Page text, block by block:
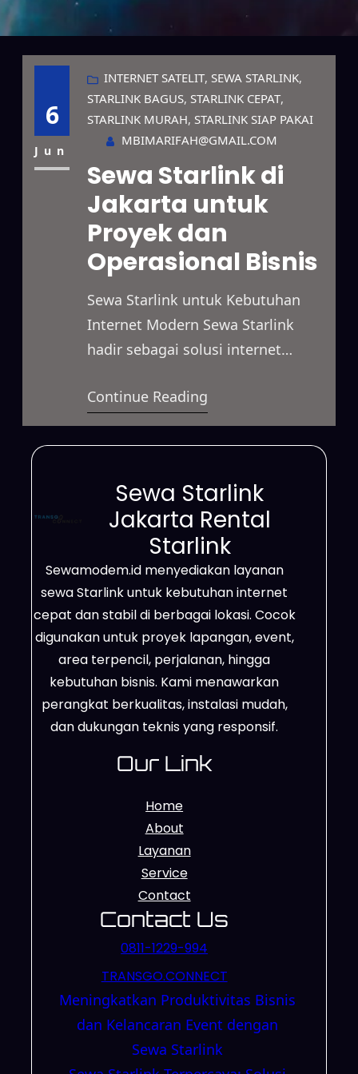
6
Jun
INTERNET SATELIT, SEWA STARLINK
STARLINK BAGUS, STARLINK CEPAT
STARLINK MURAH, STARLINK SIAP PAKAI
MBIMARIFAH@GMAIL.COM
Sewa Starlink di
Jakarta untuk
Proyek dan
Operasional Bisnis
Sewa Starlink untuk Kebutuhan
Internet Modern Sewa Starlink
hadir sebagai solusi internet
cepat dan stabil untuk berbagai
kebutuhan. Layanan ini dapat
digunakan untuk mendukung
lapangan, penyelenggaraan acara,
maupun kebutuhan internet
pribadi melalui pilihan paket sewa
yang fleksibel. Selain itu, Starlink
mampu menjangkau daerah
terpencil, lokasi dengan kualitas
sinyal…
Continue Reading
Sewa Starlink
Jakarta Rental
Starlink
Sewamodem.id menyediakan layanan
sewa Starlink untuk kebutuhan internet
cepat dan stabil di berbagai lokasi. Cocok
digunakan untuk proyek lapangan, event,
area terpencil, perjalanan, hingga
kebutuhan bisnis. Kami menawarkan
perangkat berkualitas, instalasi mudah,
dan dukungan teknis yang responsif.
Our Link
Home
About
Layanan
Service
Contact
Contact Us
0811-1229-994
TRANSGO.CONNECT
Meningkatkan Produktivitas Bisnis
dan Kelancaran Event dengan
Sewa Starlink